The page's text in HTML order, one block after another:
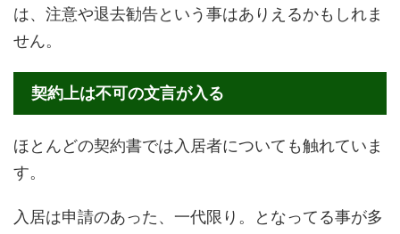
は、注意や退去勧告という事はありえるかもしれま
せん。
契約上は不可の文言が入る
ほとんどの契約書では入居者についても触れていま
す。
入居は申請のあった、一代限り。となってる事が多